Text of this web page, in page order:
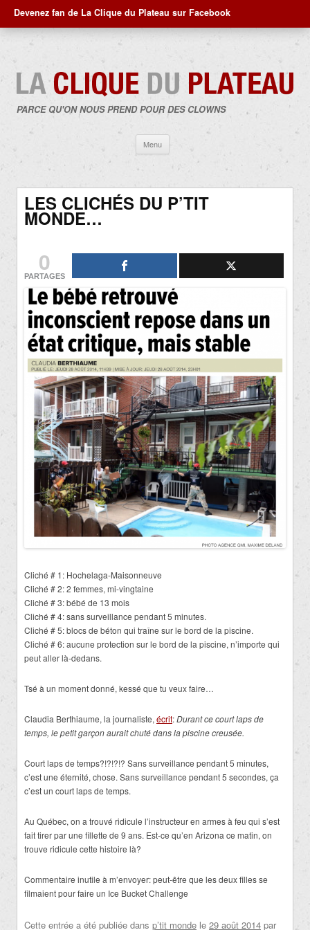
Devenez fan de La Clique du Plateau sur Facebook
PARCE QU'ON NOUS PREND POUR DES CLOWNS
Menu
contenu
LES CLICHÉS DU P’TIT
MONDE…
0
PARTAGES
Cliché # 1: Hochelaga-Maisonneuve
Cliché # 2: 2 femmes, mi-vingtaine
Cliché # 3: bébé de 13 mois
Cliché # 4: sans surveillance pendant 5 minutes.
Cliché # 5: blocs de béton qui traîne sur le bord de la piscine.
Cliché # 6: aucune protection sur le bord de la piscine, n’importe qui
peut aller là-dedans.
Tsé à un moment donné, kessé que tu veux faire…
Claudia Berthiaume, la journaliste, écrit:Durant ce court laps de
temps, le petit garçon aurait chuté dans la piscine creusée.
Court laps de temps?!?!?!? Sans surveillance pendant 5 minutes,
c’est une éternité, chose. Sans surveillance pendant 5 secondes, ça
c’est un court laps de temps.
Au Québec, on a trouvé ridicule l’instructeur en armes à feu qui s’est
fait tirer par une fillette de 9 ans. Est-ce qu’en Arizona ce matin, on
trouve ridicule cette histoire là?
Commentaire inutile à m’envoyer: peut-être que les deux filles se
filmaient pour faire un Ice Bucket Challenge
Cette entrée a été publiée dans p’tit monde le 29 août 2014 par